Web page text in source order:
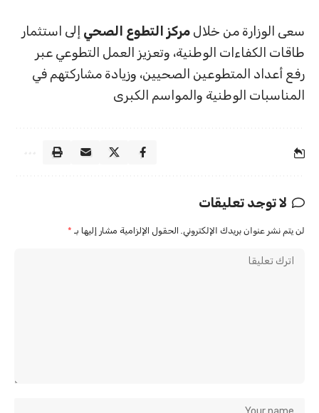
سعى الوزارة من خلال مركز التطوع الصحي إلى استثمار
طاقات الكفاءات الوطنية، وتعزيز العمل التطوعي عبر
رفع أعداد المتطوعين الصحيين، وزيادة مشاركتهم في
المناسبات الوطنية والمواسم الكبرى
لا توجد تعليقات
لن يتم نشر عنوان بريدك الإلكتروني. الحقول الإلزامية مشار إليها بـ *